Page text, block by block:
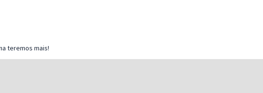
teremos mais!